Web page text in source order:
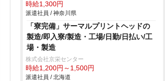
時給1,300円
派遣社員 / 神奈川県
「寮完備」サーマルプリントヘッドの
製造/即入寮/製造・工場/日勤/日払い/工
場・製造
株式会社京栄センター
時給1,200円～1,500円
派遣社員 / 北海道